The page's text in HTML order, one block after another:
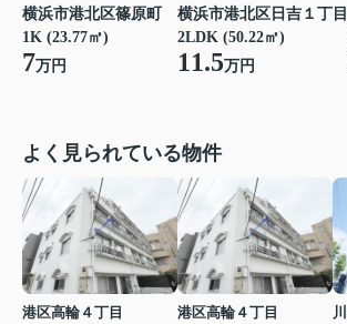
横浜市港北区篠原町
1K (23.77㎡)
7万円
横浜市港北区日吉１丁目
2LDK (50.22㎡)
11.5万円
よく見られている物件
港区高輪４丁目
港区高輪４丁目